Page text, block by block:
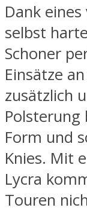
Dank
selbst
Schoner
Einsätze
zusätzlich
Form und
Knies. Mit
Lycra
Touren